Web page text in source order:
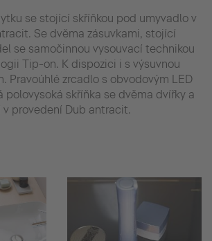
se stojící skříňkou pod umyvadlo v
Se dvěma zásuvkami, stojící
se samočinnou vysouvací technikou
Tip-on. K dispozici i s výsuvnou
Pravoúhlé zrcadlo s obvodovým LED
polovysoká skříňka se dvěma dvířky a
provedení Dub antracit.